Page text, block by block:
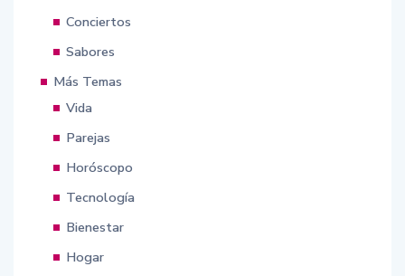
Conciertos
Sabores
Más Temas
Vida
Parejas
Horóscopo
Tecnología
Bienestar
Hogar